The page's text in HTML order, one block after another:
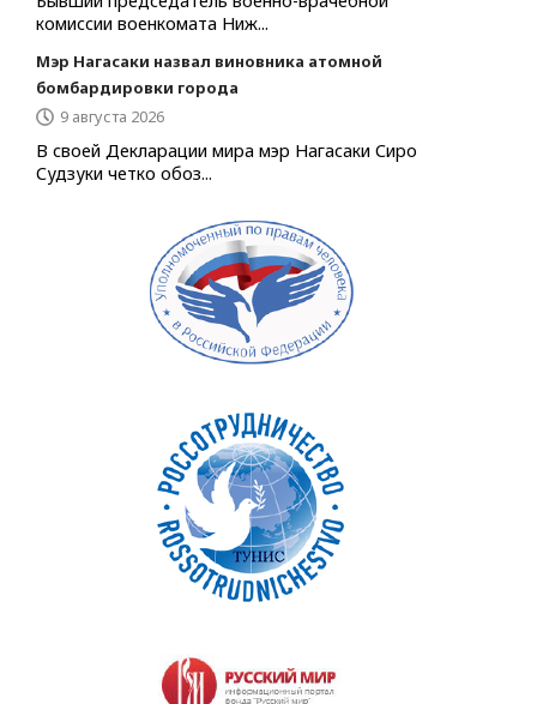
комиссии военкомата Ниж...
Мэр Нагасаки назвал виновника атомной
бомбардировки города
9 августа 2026
В своей Декларации мира мэр Нагасаки Сиро
Судзуки четко обоз...